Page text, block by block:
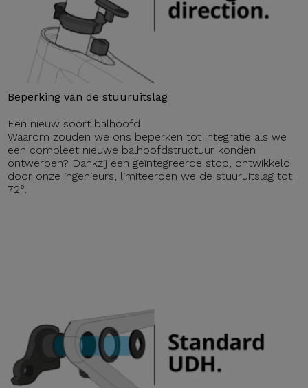
Beperking van de stuuruitslag
Een nieuw soort balhoofd.
Waarom zouden we ons beperken tot integratie als we
een compleet nieuwe balhoofdstructuur konden
ontwerpen? Dankzij een geïntegreerde stop, ontwikkeld
door onze ingenieurs, limiteerden we de stuuruitslag tot
72°.